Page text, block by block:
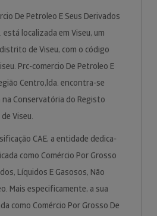
De Petroleo E Seus Derivados
está localizada em Viseu, um
de Viseu, com o código
Prc-comercio De Petroleo E
Centro,lda. encontra-se
Conservatória do Registo
Viseu.
CAE, a entidade dedica-
como Comércio Por Grosso
Líquidos E Gasosos, Não
Mais especificamente, a sua
como Comércio Por Grosso De